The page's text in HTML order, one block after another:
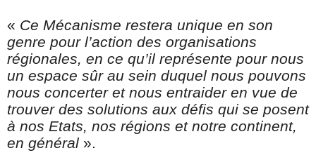
« Ce Mécanisme restera unique en son
genre pour l’action des organisations
régionales, en ce qu’il représente pour nous
un espace sûr au sein duquel nous pouvons
nous concerter et nous entraider en vue de
trouver des solutions aux défis qui se posent
à nos Etats, nos régions et notre continent,
en général ».